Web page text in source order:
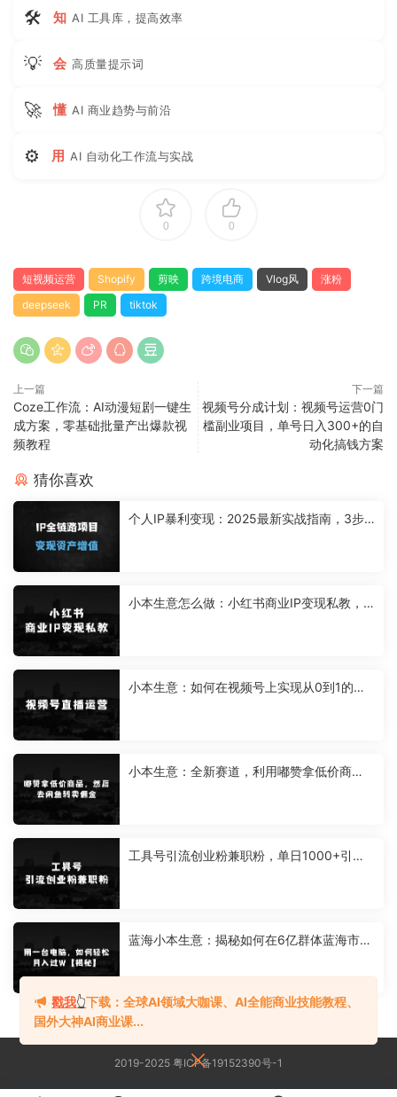
🛠 知 AI 工具库，提高效率
💡 会 高质量提示词
🚀 懂 AI 商业趋势与前沿
⚙ 用 AI 自动化工作流与实战
0 0
短视频运营 Shopify 剪映 跨境电商 Vlog风
涨粉
deepseek
PR tiktok
上一篇
Coze工作流：AI动漫短剧一键生
成方案，零基础批量产出爆款视
频教程
下一篇
视频号分成计划：视频号运营0门
槛副业项目，单号日入300+的自
动化搞钱方案
猜你喜欢
个人IP暴利变现：2025最新实战指南，3步
小本生意怎么做：小红书商业IP变现私教，
小本生意：如何在视频号上实现从0到1的直
小本生意：全新赛道，利用嘟赞拿低价商
工具号引流创业粉兼职粉，单日1000+引流
蓝海小本生意：揭秘如何在6亿群体蓝海市
2019-2025 粤ICP备19152390号-1
戳我👆下载：全球AI领域大咖课、AI全能商业技能教程、
国外大神AI商业课...